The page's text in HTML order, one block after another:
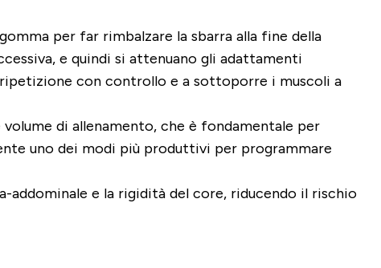
per far rimbalzare la sbarra alla fine della
e quindi si attenuano gli adattamenti
ripetizione con controllo e a sottoporre i muscoli a
di allenamento, che è fondamentale per
uno dei modi più produttivi per programmare
addominale e la rigidità del core, riducendo il rischio